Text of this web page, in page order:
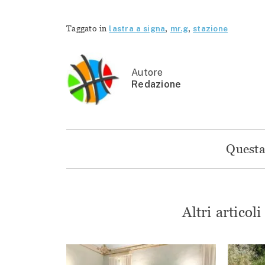
Taggato in lastra a signa, mr.g, stazione
Autore
Redazione
Altri articoli